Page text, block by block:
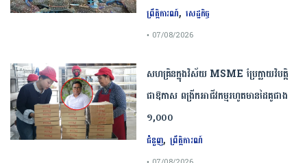
ព្រឹត្តិការណ៍, សេដ្ឋកិច្ច
• 07/08/2026
សហគ្រិនក្នុងវិស័យ MSME ប្រែក្លាយវិបត្តិ
ជាឱកាស ពង្រីកអាជីវកម្មរហូតមានដៃគូជាង
១,០០០
ជំនួញ,ព្រឹត្តិការណ៍